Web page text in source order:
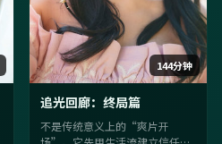
144分钟
追光回廊：终局篇
不是传统意义上的“爽片开